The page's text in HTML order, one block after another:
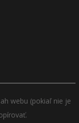
webu (pokiaľ nie je